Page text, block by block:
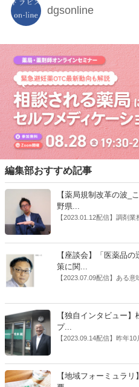
dgsonline
編集部おすすめ記事
【薬局規制改革の波_
野県...
【2023.01.12配信】調剤
界への規制改革の波。こ
はないだろうか。本紙で
師の業務及び薬局の機能に
ても出席していたイイジ
【座談会】「医薬品
策に関...
【2023.07.09配信】ある
厚労省「医薬品の迅速・
書がとりまとめられた。
厚労省医政局医薬産業振興
情報企画課セルフケア・
公一氏や青山学院大学名
【独自インタビュー
プ...
【2023.09.14配信】昨年
員を「自民党神奈川1区」
候補の前提となるもの。
た同氏の復活に向けた薬剤
【地域フォーミュラ